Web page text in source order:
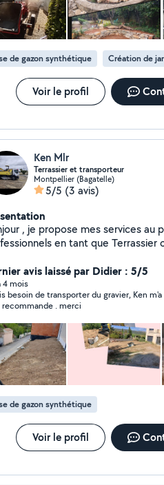
de gazon synthétique Création de
Voir le profil
Ken Mlr
Terrassier et transporteur
Montpellier (Bagatelle)
5/5 (3 avis)
services au particuliers et au
en tant que Terrassier ou transporteur (
avis laissé par Didier : 5/5
4 mois
de transporter du gravier, Ken m'a rendu service.
recommande . merci
de gazon synthétique
Voir le profil